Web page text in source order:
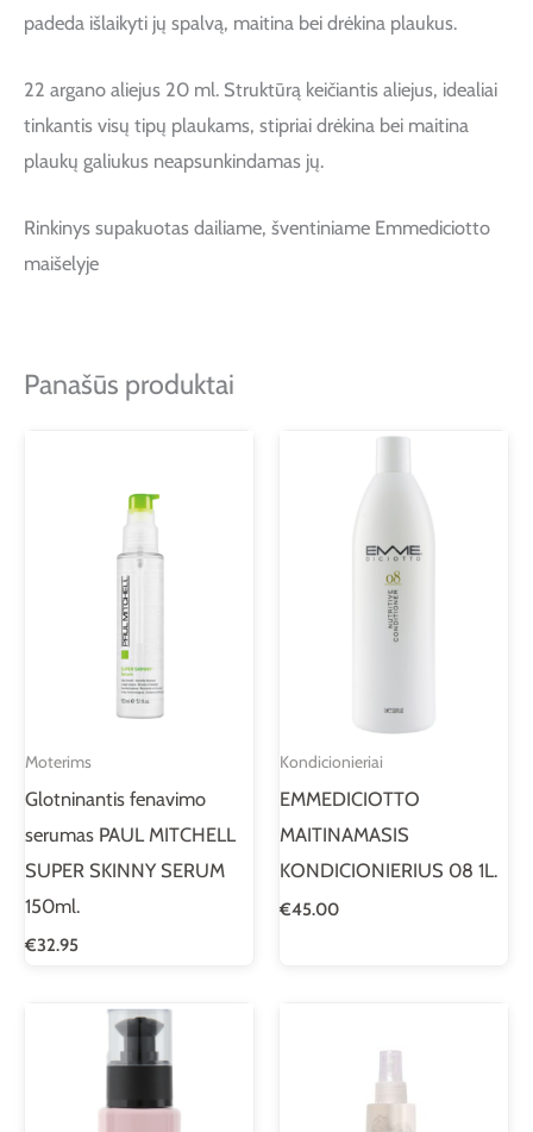
padeda išlaikyti jų spalvą, maitina bei drėkina plaukus.
22 argano aliejus 20 ml. Struktūrą keičiantis aliejus, idealiai
tinkantis visų tipų plaukams, stipriai drėkina bei maitina
plaukų galiukus neapsunkindamas jų.
Rinkinys supakuotas dailiame, šventiniame Emmediciotto
maišelyje
Panašūs produktai
Moterims
Glotninantis fenavimo
serumas PAUL MITCHELL
SUPER SKINNY SERUM
150ml.
€32.95
Kondicionieriai
EMMEDICIOTTO
MAITINAMASIS
KONDICIONIERIUS 08 1L.
€45.00